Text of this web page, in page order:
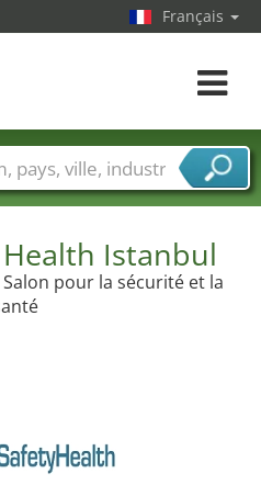
Health Istanbul
pour la sécurité et la
Français
Toggle
Villes
Secteurs de foire